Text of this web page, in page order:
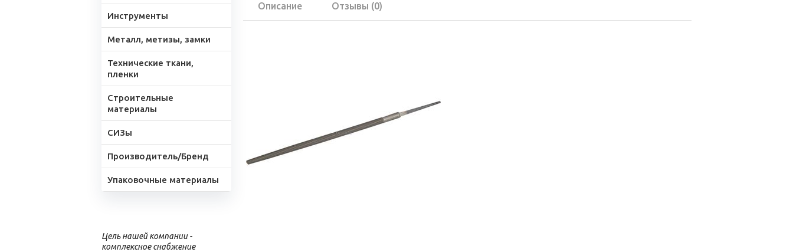
Инструменты
Металл, метизы, замки
Технические ткани,
пленки
Строительные
материалы
СИЗы
Производитель/Бренд
Упаковочные материалы
Цель нашей компании -
комплексное снабжение
Описание Отзывы (0)